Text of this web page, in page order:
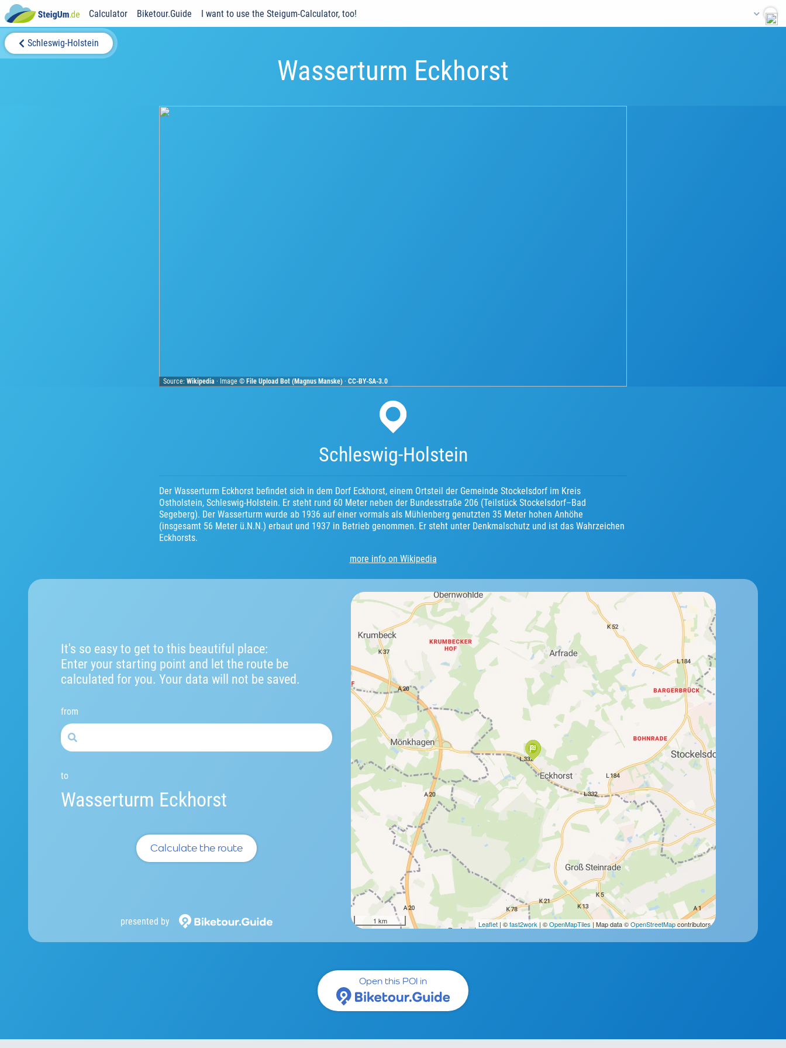
Calculator Biketour.Guide I want to use the Steigum-Calculator, too!
Schleswig-Holstein
Wasserturm Eckhorst
Source:Wikipedia · Image ©File Upload Bot (Magnus Manske) ·CC-BY-SA-3.0
Schleswig-Holstein
Der Wasserturm Eckhorst befindet sich in dem Dorf Eckhorst, einem Ortsteil der Gemeinde Stockelsdorf im Kreis
Ostholstein, Schleswig-Holstein. Er steht rund 60 Meter neben der Bundesstraße 206 (Teilstück Stockelsdorf–Bad
Segeberg). Der Wasserturm wurde ab 1936 auf einer vormals als Mühlenberg genutzten 35 Meter hohen Anhöhe
(insgesamt 56 Meter ü.N.N.) erbaut und 1937 in Betrieb genommen. Er steht unter Denkmalschutz und ist das Wahrzeichen
Eckhorsts.
more info on Wikipedia
It's so easy to get to this beautiful place:
Enter your starting point and let the route be
calculated for you. Your data will not be saved.
from
to
Wasserturm Eckhorst
Calculate the route
presented by 1 km Leaflet | ©fast2work | ©OpenMapTiles | Map data ©OpenStreetMapcontributors.
Open this POI in